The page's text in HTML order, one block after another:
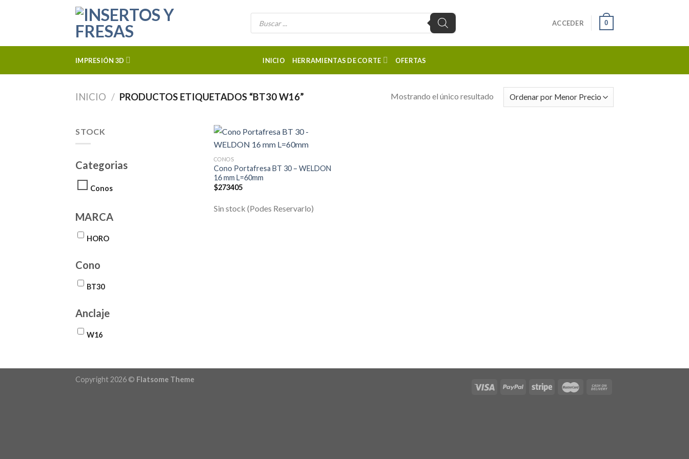
Búsqueda
ACCEDER 0
IMPRESIÓN 3D INICIO HERRAMIENTAS DE CORTE OFERTAS
INICIO / PRODUCTOS ETIQUETADOS “BT30 W16” Mostrando el único resultado
STOCK
Categorias
Conos
MARCA
HORO
Cono
BT30
Anclaje
W16
CONOS
Cono Portafresa BT 30 – WELDON
16 mm L=60mm
$273405
Sin stock (Podes Reservarlo)
Copyright 2026 © Flatsome Theme